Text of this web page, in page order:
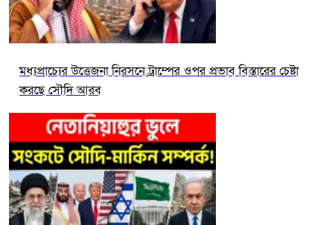
মধ্যপ্রাচ্যের উত্তেজনা নিরসনে ট্রাম্পের ওপর প্রভাব বিস্তারের চেষ্টা
করছে সৌদি আরব